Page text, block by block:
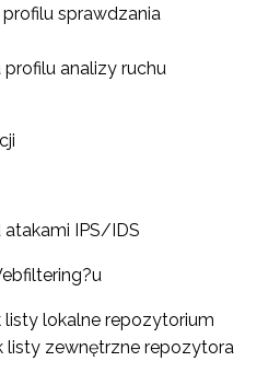
sprawdzania
analizy ruchu
IPS/IDS
lokalne repozytorium
zewnętrzne repozytora